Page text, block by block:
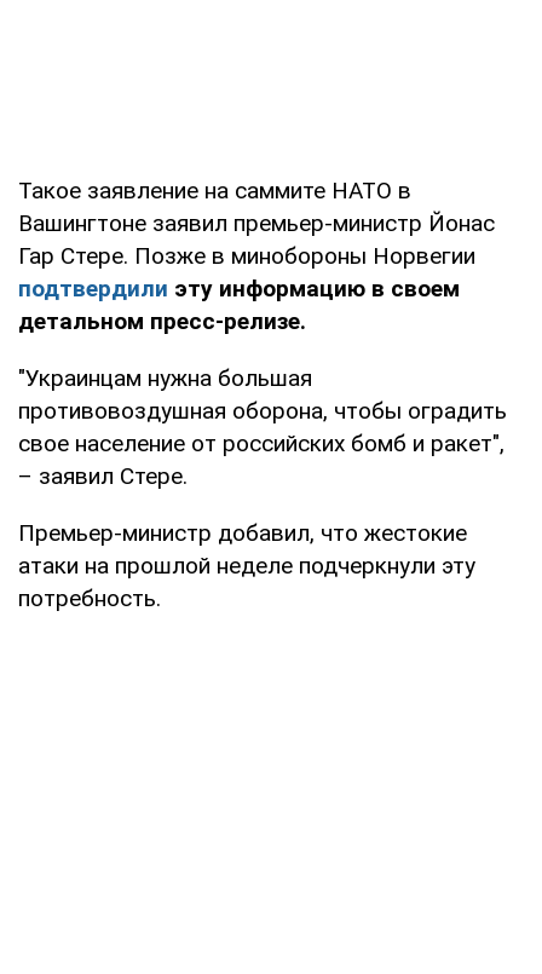
Такое заявление на саммите НАТО в
Вашингтоне заявил премьер-министр Йонас
Гар Стере. Позже в минобороны Норвегии
подтвердили эту информацию в своем
детальном пресс-релизе.
"Украинцам нужна большая
противовоздушная оборона, чтобы оградить
свое население от российских бомб и ракет",
– заявил Стере.
Премьер-министр добавил, что жестокие
атаки на прошлой неделе подчеркнули эту
потребность.